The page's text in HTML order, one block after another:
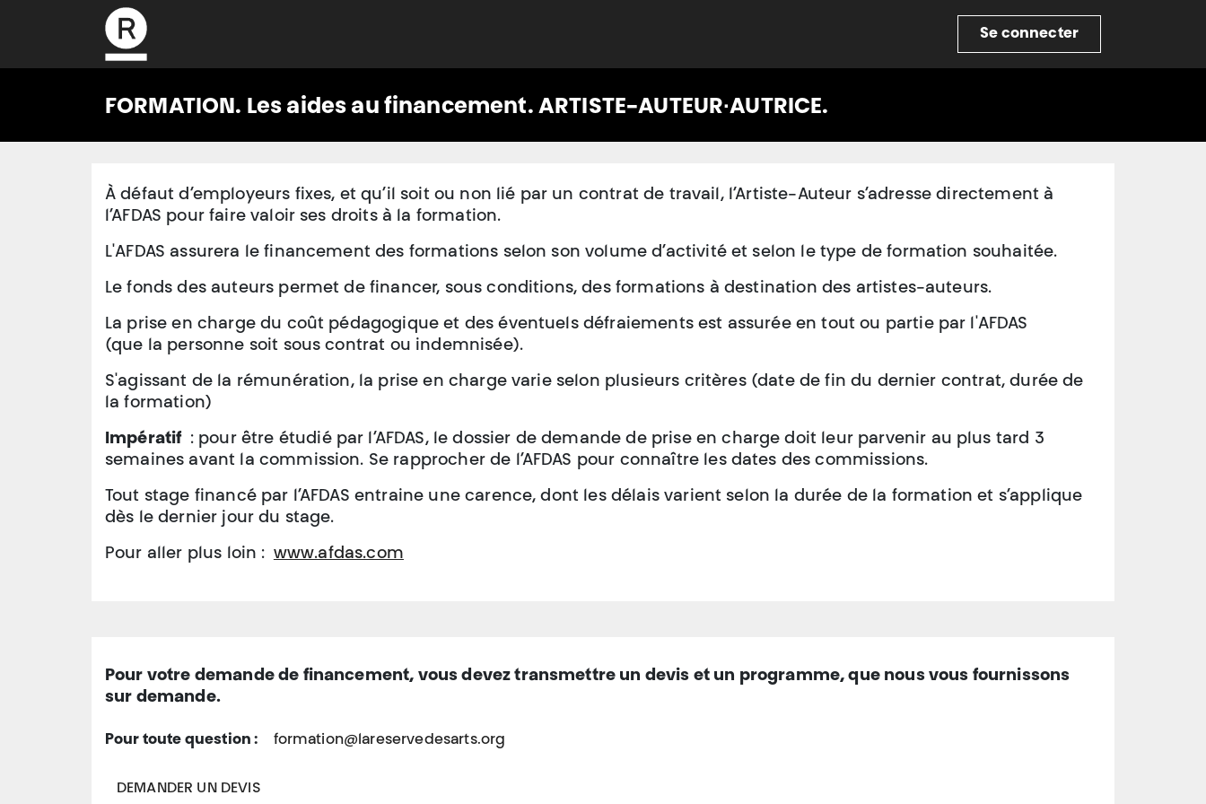
Se connecter
FORMATION. Les aides au financement. ARTISTE-AUTEUR∙AUTRICE.
À défaut d’employeurs fixes, et qu’il soit ou non lié par un contrat de travail, l’Artiste-Auteur s’adresse directement à
l’AFDAS pour faire valoir ses droits à la formation.
L'AFDAS assurera le financement des formations selon son volume d’activité et selon le type de formation souhaitée.
Le fonds des auteurs permet de financer, sous conditions, des formations à destination des artistes-auteurs.
La prise en charge du coût pédagogique et des éventuels défraiements est assurée en tout ou partie par l'AFDAS
(que la personne soit sous contrat ou indemnisée).
S'agissant de la rémunération, la prise en charge varie selon plusieurs critères (date de fin du dernier contrat, durée de
la formation)
Impératif : pour être étudié par l’AFDAS, le dossier de demande de prise en charge doit leur parvenir au plus tard 3
semaines avant la commission. Se rapprocher de l’AFDAS pour connaître les dates des commissions.
Tout stage financé par l’AFDAS entraine une carence, dont les délais varient selon la durée de la formation et s’applique
dès le dernier jour du stage.
Pour aller plus loin : www.afdas.com
Pour votre demande de financement, vous devez transmettre un devis et un programme, que nous vous fournissons
sur demande.
Pour toute question : formation@lareservedesarts.org
DEMANDER UN DEVIS